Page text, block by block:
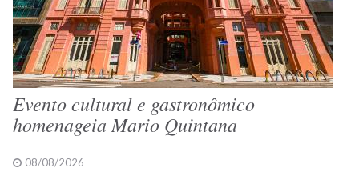
Evento cultural e gastronômico
homenageia Mario Quintana
08/08/2026